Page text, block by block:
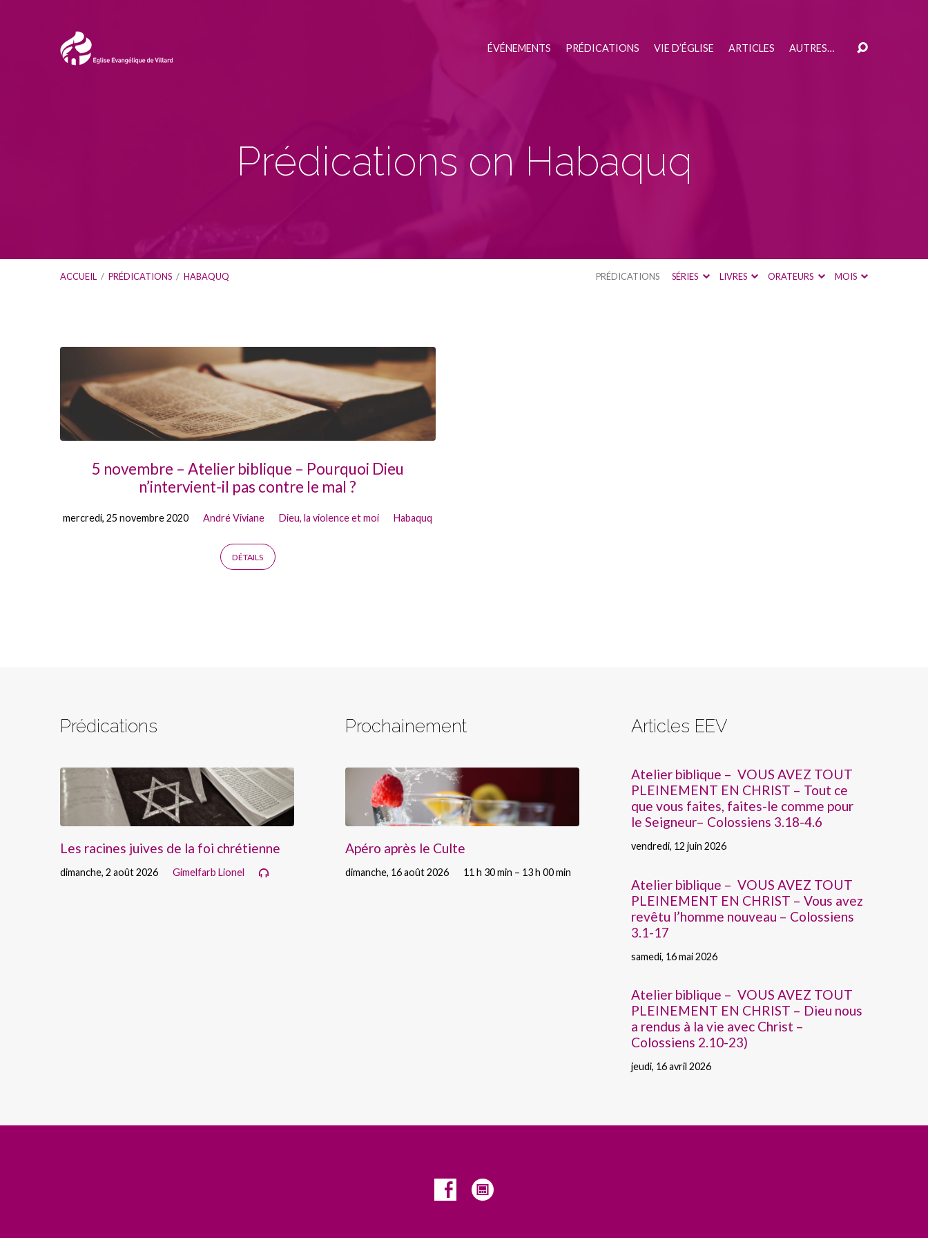
ÉVÉNEMENTS PRÉDICATIONS VIE D’ÉGLISE ARTICLES AUTRES…
Prédications on Habaquq
ACCUEIL / PRÉDICATIONS / HABAQUQ PRÉDICATIONS SÉRIES LIVRES ORATEURS MOIS
Prédications
on
Habaquq
5 novembre – Atelier biblique – Pourquoi Dieu
n’intervient-il pas contre le mal ?
mercredi, 25 novembre 2020 André Viviane Dieu, la violence et moi Habaquq
DÉTAILS
Prédications
Les racines juives de la foi chrétienne
dimanche, 2 août 2026 Gimelfarb Lionel
Prochainement
Apéro après le Culte
dimanche, 16 août 2026 11 h 30 min – 13 h 00 min
Articles EEV
Atelier biblique – VOUS AVEZ TOUT
PLEINEMENT EN CHRIST – Tout ce
que vous faites, faites-le comme pour
le Seigneur– Colossiens 3.18-4.6
vendredi, 12 juin 2026
Atelier biblique – VOUS AVEZ TOUT
PLEINEMENT EN CHRIST – Vous avez
revêtu l’homme nouveau – Colossiens
3.1-17
samedi, 16 mai 2026
Atelier biblique – VOUS AVEZ TOUT
PLEINEMENT EN CHRIST – Dieu nous
a rendus à la vie avec Christ –
Colossiens 2.10-23)
jeudi, 16 avril 2026